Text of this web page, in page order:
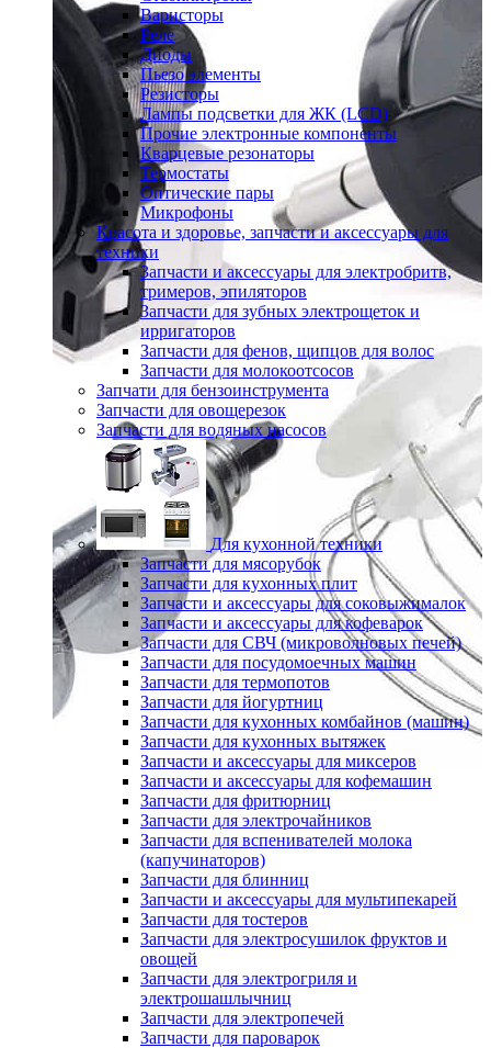
Варисторы
Реле
Диоды
Пьезо элементы
Резисторы
Лампы подсветки для ЖК (LCD)
Прочие электронные компоненты
Кварцевые резонаторы
Термостаты
Оптические пары
Микрофоны
Красота и здоровье, запчасти и аксессуары для
техники
Запчасти и аксессуары для электробритв,
тримеров, эпиляторов
Запчасти для зубных электрощеток и
ирригаторов
Запчасти для фенов, щипцов для волос
Запчасти для молокоотсосов
Запчати для бензоинструмента
Запчасти для овощерезок
Запчасти для водяных насосов
Для кухонной техники
Запчасти для мясорубок
Запчасти для кухонных плит
Запчасти и аксессуары для соковыжималок
Запчасти и аксессуары для кофеварок
Запчасти для СВЧ (микроволновых печей)
Запчасти для посудомоечных машин
Запчасти для термопотов
Запчасти для йогуртниц
Запчасти для кухонных комбайнов (машин)
Запчасти для кухонных вытяжек
Запчасти и аксессуары для миксеров
Запчасти и аксессуары для кофемашин
Запчасти для фритюрниц
Запчасти для электрочайников
Запчасти для вспенивателей молока
(капучинаторов)
Запчасти для блинниц
Запчасти и аксессуары для мультипекарей
Запчасти для тостеров
Запчасти для электросушилок фруктов и
овощей
Запчасти для электрогриля и
электрошашлычниц
Запчасти для электропечей
Запчасти для пароварок